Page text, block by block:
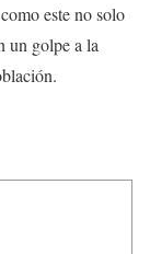
este no solo
un golpe a la